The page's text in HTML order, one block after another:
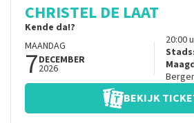
CHRISTEL DE LAAT
Kende da!?
MAANDAG
7DECEMBER
2026
20:00
BEKIJK